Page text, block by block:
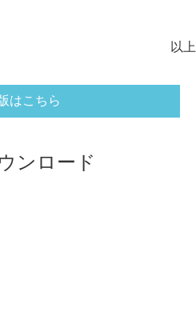
以上
はこちら
ンロード